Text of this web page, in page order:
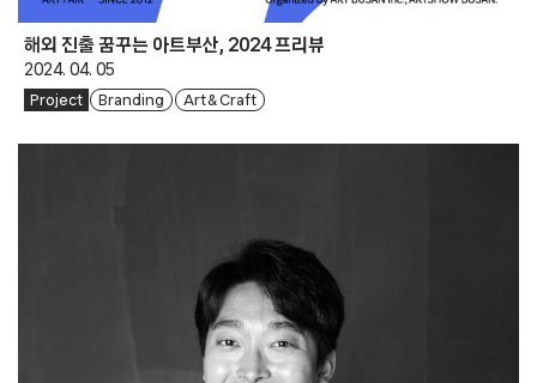
해외 진출 꿈꾸는 아트부산, 2024 프리뷰
2024. 04. 05
Project Branding Art & Craft